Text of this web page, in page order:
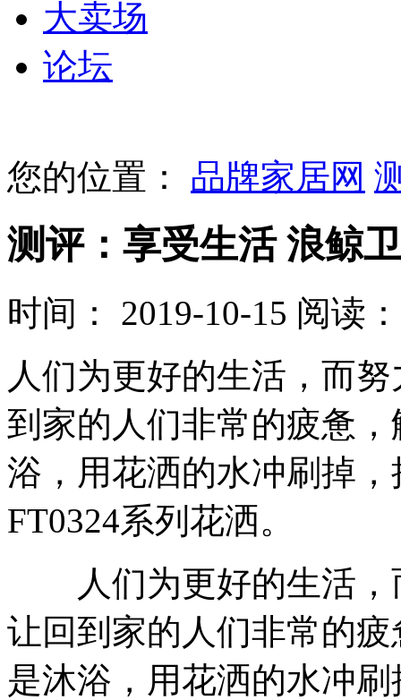
大卖场
论坛
您的位置： 品牌家居网
测评：享受生活 浪鲸
时间： 2019-10-15 阅读
人们为更好的生活，而
到家的人们非常的疲惫
浴，用花洒的水冲刷掉
FT0324系列花洒。
人们为更好的生活，
让回到家的人们非常的
是沐浴，用花洒的水冲